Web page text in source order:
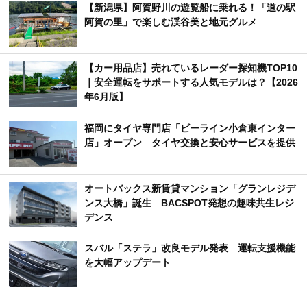
【新潟県】阿賀野川の遊覧船に乗れる！「道の駅
阿賀の里」で楽しむ渓谷美と地元グルメ
【カー用品店】売れているレーダー探知機TOP10
｜安全運転をサポートする人気モデルは？【2026
年6月版】
福岡にタイヤ専門店「ビーライン小倉東インター
店」オープン タイヤ交換と安心サービスを提供
オートバックス新賃貸マンション「グランレジデ
ンス大橋」誕生 BACSPOT発想の趣味共生レジ
デンス
スバル「ステラ」改良モデル発表 運転支援機能
を大幅アップデート